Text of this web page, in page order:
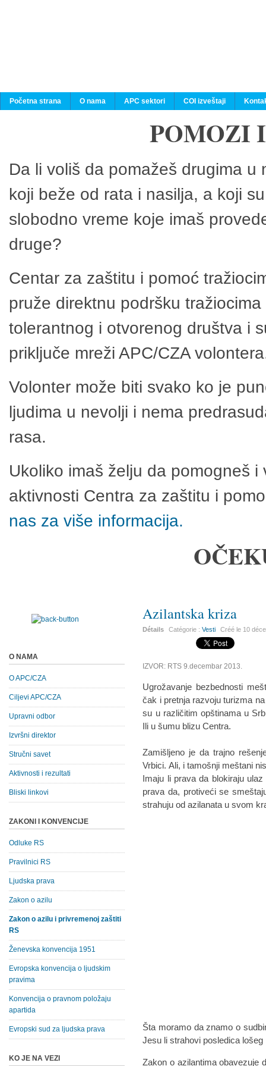
Početna strana O nama APC sektori COI izveštaji
POMOZI
Da li voliš da pomažeš drugima
koji beže od rata i nasilja, a koji
slobodno vreme koje imaš
druge?
Centar za zaštitu i pomoć
pruže direktnu podršku
tolerantnog i otvorenog društva i
priključe mreži APC/CZA
Volonter može biti svako ko je
ljudima u nevolji i nema
rasa.
Ukoliko imaš želju da pomogneš
aktivnosti Centra za zaštitu i
nas za više informacija.
Azilantska kriza
Détails Catégorie :Vesti Créé le 10
IZVOR: RTS 9.decembar 2013.
Ugrožavanje bezbednosti
čak i pretnja razvoju turizma
su u različitim opštinama u
Ili u šumu blizu Centra.
Zamišljeno je da trajno
Vrbici. Ali, i tamošnji meštani
Imaju li prava da blokiraju
prava da, protiveći se
strahuju od azilanata u svom
Šta moramo da znamo o
Jesu li strahovi posledica
Zakon o azilantima obavezuje
O NAMA
O APC/CZA
Ciljevi APC/CZA
Upravni odbor
Izvršni direktor
Stručni savet
Aktivnosti i rezultati
Bliski linkovi
ZAKONI I KONVENCIJE
Odluke RS
Pravilnici RS
Ljudska prava
Zakon o azilu
Zakon o azilu i privremenoj zaštiti
RS
Ženevska konvencija 1951
Evropska konvencija o ljudskim
pravima
Konvencija o pravnom položaju
apartida
Evropski sud za ljudska prava
KO JE NA VEZI